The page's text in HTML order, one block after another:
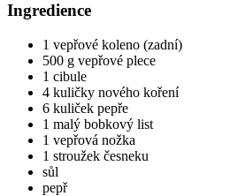
Ingredience
1 vepřové koleno (zadní)
500 g vepřové plece
1 cibule
4 kuličky nového koření
6 kuliček pepře
1 malý bobkový list
1 vepřová nožka
1 stroužek česneku
sůl
pepř